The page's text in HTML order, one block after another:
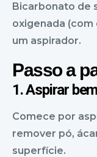
Bicarbonato de
oxigenada
um aspirador.
Passo a
1. Aspirar
Comece por
remover pó,
superfície.